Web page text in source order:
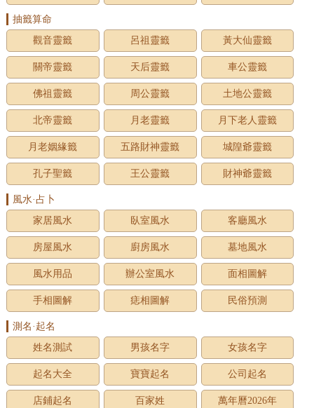
抽籤算命
觀音靈籤
呂祖靈籤 黃大仙靈籤
關帝靈籤 天后靈籤 車公靈籤
佛祖靈籤 周公靈籤 土地公靈籤
北帝靈籤 月老靈籤 月下老人靈籤
月老姻緣籤 五路財神靈籤 城隍爺靈籤
孔子聖籤 王公靈籤 財神爺靈籤
風水·占卜
家居風水
臥室風水 客廳風水
房屋風水 廚房風水 墓地風水
風水用品 辦公室風水 面相圖解
手相圖解 痣相圖解 民俗預測
測名·起名
姓名測試
男孩名字 女孩名字
起名大全 寶寶起名 公司起名
店鋪起名 百家姓 萬年曆2026年